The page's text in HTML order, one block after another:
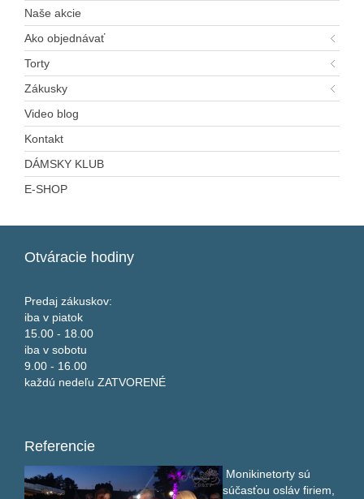
Naše akcie
Ako objednávať
Torty
Zákusky
Video blog
Kontakt
DÁMSKY KLUB
E-SHOP
Otváracie hodiny
Predaj zákuskov:
iba v piatok
15.00 - 18.00
iba v sobotu
9.00 - 16.00
každú nedeľu ZATVORENÉ
Referencie
Monikinetorty sú
súčasťou osláv firiem,